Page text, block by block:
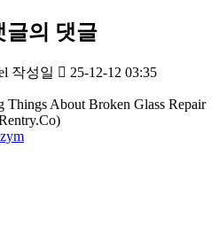
글의 댓글
작성일 25-12-12 03:35
Things About Broken Glass Repair